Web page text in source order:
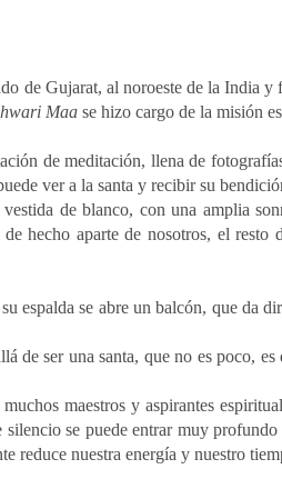
de Gujarat, al noroeste de la India
Maa se hizo cargo de la misión
de meditación, llena de
ver a la santa y recibir su
de blanco, con una amplia
hecho aparte de nosotros, el resto
espalda se abre un balcón, que da
de ser una santa, que no es poco,
maestros y aspirantes
silencio se puede entrar muy
reduce nuestra energía y nuestro